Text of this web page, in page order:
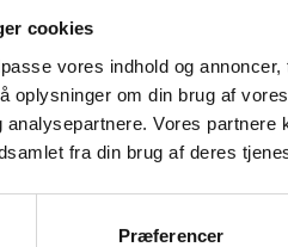
cookies
vores indhold og
oplysninger om din brug af
analysepartnere. Vores
fra din brug af deres
Præferencer